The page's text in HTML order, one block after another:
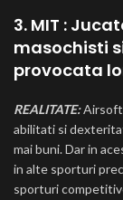
3. MIT :
masochisti
provocata
REALITATE:
abilitati si
mai buni. Dar in
in alte sporturi
sporturi